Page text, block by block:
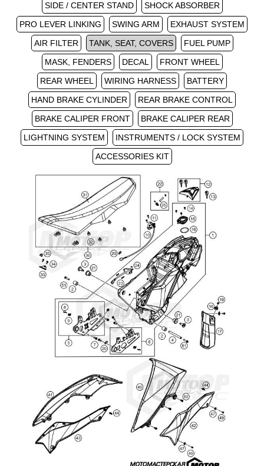
SIDE / CENTER STAND
SHOCK ABSORBER
PRO LEVER LINKING
SWING ARM
EXHAUST SYSTEM
AIR FILTER
TANK, SEAT, COVERS
FUEL PUMP
MASK, FENDERS
DECAL
FRONT WHEEL
REAR WHEEL
WIRING HARNESS
BATTERY
HAND BRAKE CYLINDER
REAR BRAKE CONTROL
BRAKE CALIPER FRONT
BRAKE CALIPER REAR
LIGHTNING SYSTEM
INSTRUMENTS / LOCK SYSTEM
ACCESSORIES KIT